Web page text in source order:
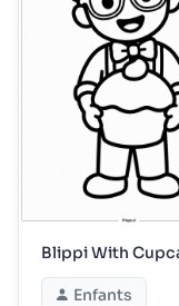
Blippi With
Enfants